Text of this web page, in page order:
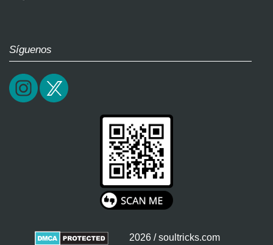
Síguenos
2026 / soultricks.com